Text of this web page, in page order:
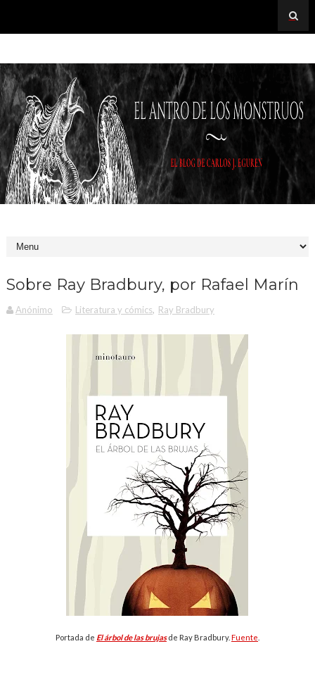
Sobre Ray Bradbury, por Rafael Marín
Anónimo Literatura y cómics, Ray Bradbury
Portada de El árbol de las brujasde Ray Bradbury. Fuente